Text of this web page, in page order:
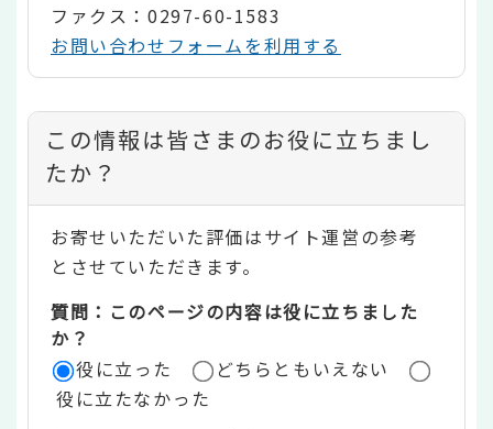
ファクス：0297-60-1583
お問い合わせフォームを利用する
コ
ン
テ
ン
ツ
評
価
この情報は皆さまのお役に立ちまし
たか？
お寄せいただいた評価はサイト運営の参考
とさせていただきます。
質問：このページの内容は役に立ちました
か？
役に立った
どちらともいえない
役に立たなかった